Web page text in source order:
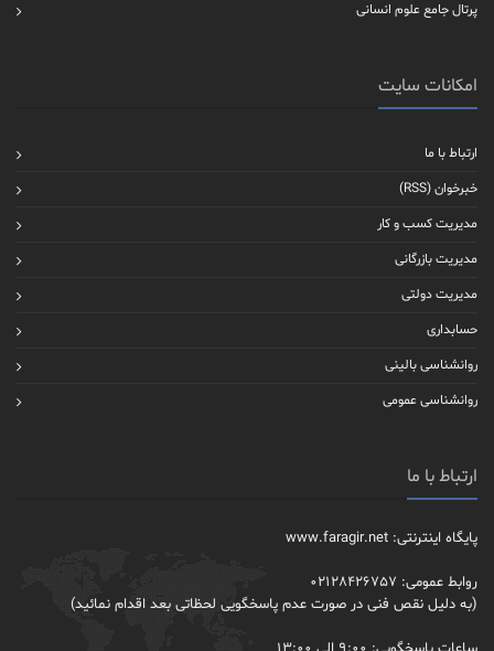
پرتال جامع علوم انسانی
امکانات سایت
ارتباط با ما
خبرخوان (RSS)
مدیریت کسب و کار
مدیریت بازرگانی
مدیریت دولتی
حسابداری
روانشناسی بالینی
روانشناسی عمومی
ارتباط با ما
پایگاه اینترنتی: www.faragir.net
روابط عمومی: 02128426757
(به دلیل نقص فنی در صورت عدم پاسخگویی لحظاتی بعد اقدام نمائید)